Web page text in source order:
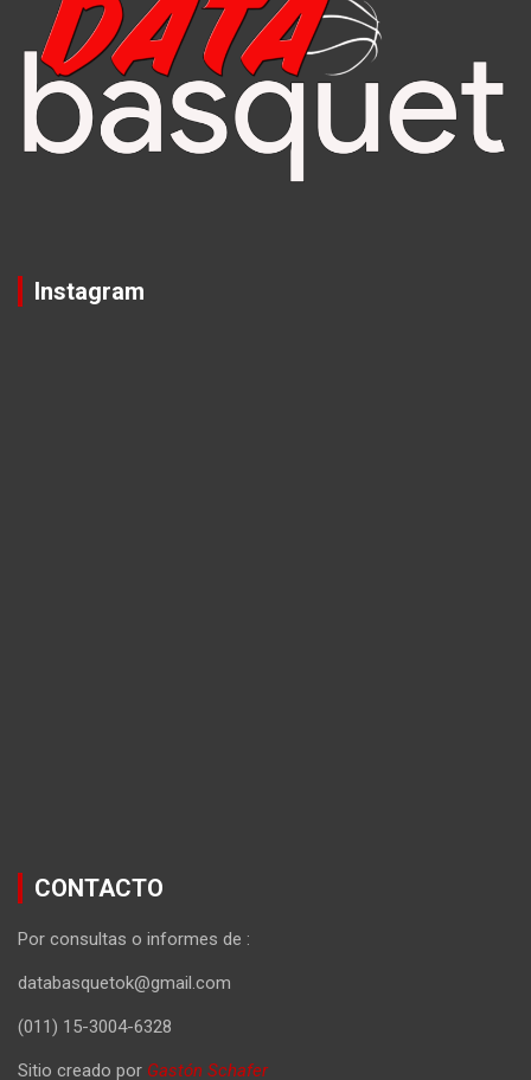
Instagram
CONTACTO
Por consultas o informes de :
databasquetok@gmail.com
(011) 15-3004-6328
Sitio creado por Gastón Schafer